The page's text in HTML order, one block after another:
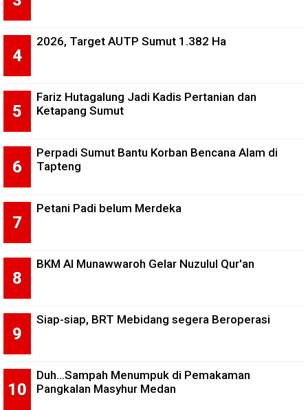
2026, Target AUTP Sumut 1.382 Ha
Fariz Hutagalung Jadi Kadis Pertanian dan
Ketapang Sumut
Perpadi Sumut Bantu Korban Bencana Alam di
Tapteng
Petani Padi belum Merdeka
BKM Al Munawwaroh Gelar Nuzulul Qur'an
Siap-siap, BRT Mebidang segera Beroperasi
Duh...Sampah Menumpuk di Pemakaman
Pangkalan Masyhur Medan